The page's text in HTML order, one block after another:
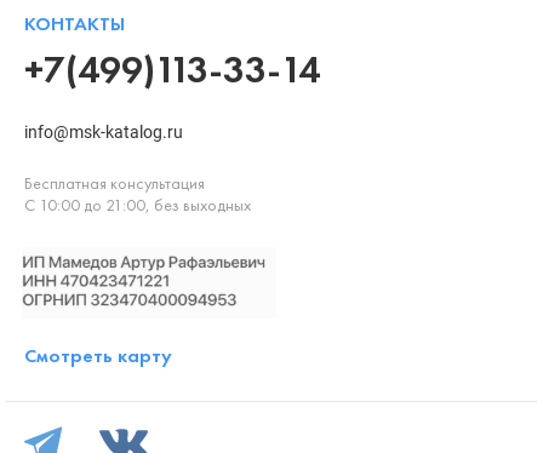
КОНТАКТЫ
+7(499)113-33-14
info@msk-katalog.ru
Бесплатная консультация
С 10:00 до 21:00, без выходных
Смотреть карту